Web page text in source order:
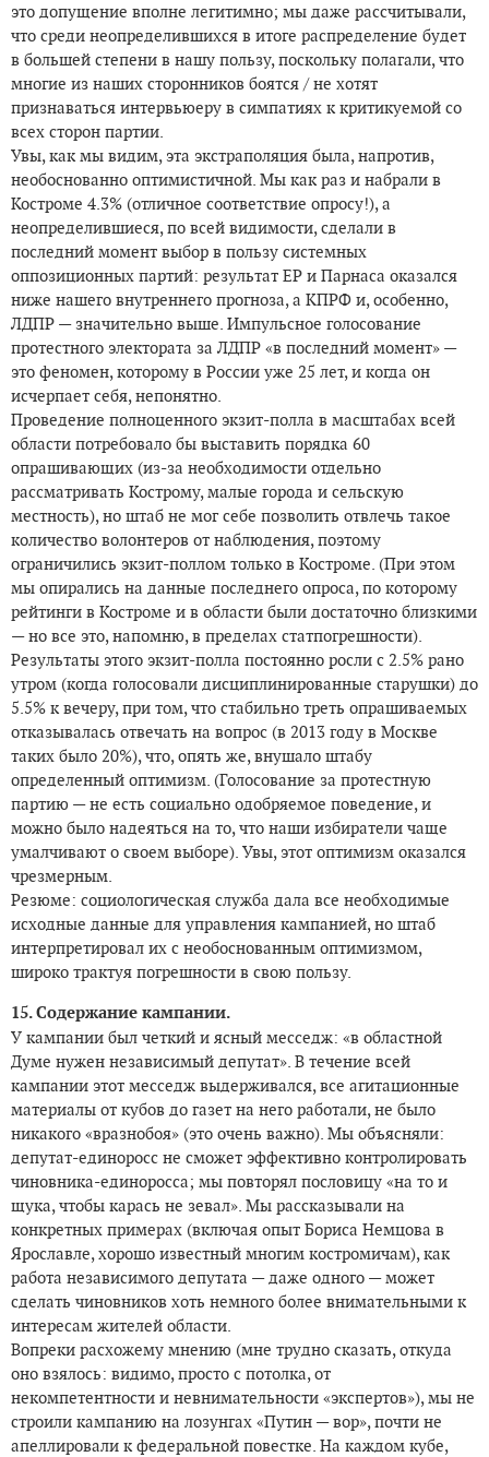
это допущение вполне легитимно; мы даже рассчитывали,
что среди неопределившихся в итоге распределение будет
в большей степени в нашу пользу, поскольку полагали, что
многие из наших сторонников боятся / не хотят
признаваться интервьюеру в симпатиях к критикуемой со
всех сторон партии.
Увы, как мы видим, эта экстраполяция была, напротив,
необоснованно оптимистичной. Мы как раз и набрали в
Костроме 4.3% (отличное соответствие опросу!), а
неопределившиеся, по всей видимости, сделали в
последний момент выбор в пользу системных
оппозиционных партий: результат ЕР и Парнаса оказался
ниже нашего внутреннего прогноза, а КПРФ и, особенно,
ЛДПР — значительно выше. Импульсное голосование
протестного электората за ЛДПР «в последний момент» —
это феномен, которому в России уже 25 лет, и когда он
исчерпает себя, непонятно.
Проведение полноценного экзит-полла в масштабах всей
области потребовало бы выставить порядка 60
опрашивающих (из-за необходимости отдельно
рассматривать Кострому, малые города и сельскую
местность), но штаб не мог себе позволить отвлечь такое
количество волонтеров от наблюдения, поэтому
ограничились экзит-поллом только в Костроме. (При этом
мы опирались на данные последнего опроса, по которому
рейтинги в Костроме и в области были достаточно близкими
— но все это, напомню, в пределах статпогрешности).
Результаты этого экзит-полла постоянно росли с 2.5% рано
утром (когда голосовали дисциплинированные старушки) до
5.5% к вечеру, при том, что стабильно треть опрашиваемых
отказывалась отвечать на вопрос (в 2013 году в Москве
таких было 20%), что, опять же, внушало штабу
определенный оптимизм. (Голосование за протестную
партию — не есть социально одобряемое поведение, и
можно было надеяться на то, что наши избиратели чаще
умалчивают о своем выборе). Увы, этот оптимизм оказался
чрезмерным.
Резюме: социологическая служба дала все необходимые
исходные данные для управления кампанией, но штаб
интерпретировал их с необоснованным оптимизмом,
широко трактуя погрешности в свою пользу.
15. Содержание кампании.
У кампании был четкий и ясный месседж: «в областной
Думе нужен независимый депутат». В течение всей
кампании этот месседж выдерживался, все агитационные
материалы от кубов до газет на него работали, не было
никакого «вразнобоя» (это очень важно). Мы объясняли:
депутат-единоросс не сможет эффективно контролировать
чиновника-единоросса; мы повторял пословицу «на то и
щука, чтобы карась не зевал». Мы рассказывали на
конкретных примерах (включая опыт Бориса Немцова в
Ярославле, хорошо известный многим костромичам), как
работа независимого депутата — даже одного — может
сделать чиновников хоть немного более внимательными к
интересам жителей области.
Вопреки расхожему мнению (мне трудно сказать, откуда
оно взялось: видимо, просто с потолка, от
некомпетентности и невнимательности «экспертов»), мы не
строили кампанию на лозунгах «Путин — вор», почти не
апеллировали к федеральной повестке. На каждом кубе,